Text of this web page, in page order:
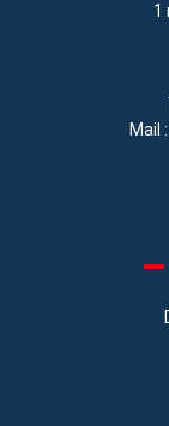
1
Mail :